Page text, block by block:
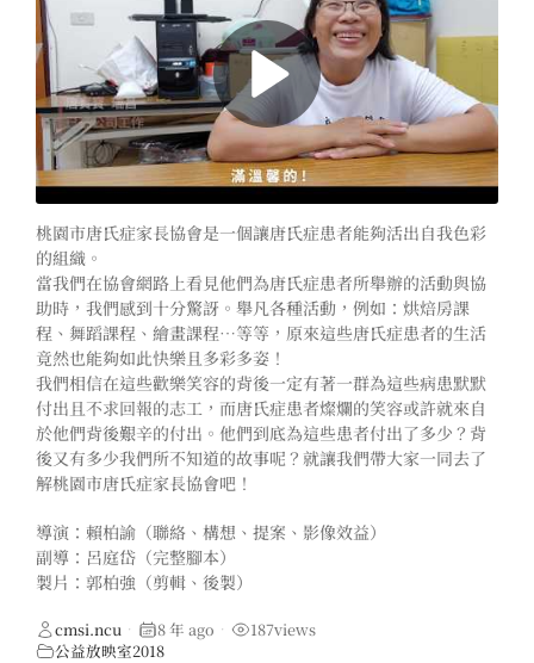
桃園市唐氏症家長協會是一個讓唐氏症患者能夠活出自我色彩
的組織。
當我們在協會網路上看見他們為唐氏症患者所舉辦的活動與協
助時，我們感到十分驚訝。舉凡各種活動，例如：烘焙房課
程、舞蹈課程、繪畫課程…等等，原來這些唐氏症患者的生活
竟然也能夠如此快樂且多彩多姿！
我們相信在這些歡樂笑容的背後一定有著一群為這些病患默默
付出且不求回報的志工，而唐氏症患者燦爛的笑容或許就來自
於他們背後艱辛的付出。他們到底為這些患者付出了多少？背
後又有多少我們所不知道的故事呢？就讓我們帶大家一同去了
解桃園市唐氏症家長協會吧！
導演：賴柏諭（聯絡、構想、提案、影像效益）
副導：呂庭岱（完整腳本）
製片：郭柏強（剪輯、後製）
cmsi.ncu • 8 年 ago • 187views
公益放映室2018